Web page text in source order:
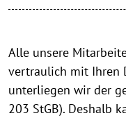
Alle unsere
vertraulich mit Ihren
unterliegen wir der
203 StGB). Deshalb